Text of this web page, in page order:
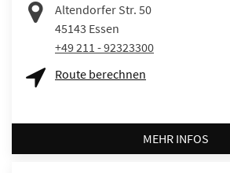
Altendorfer Str. 50
45143 Essen
+49 211 - 92323300
Route berechnen
MEHR INFOS